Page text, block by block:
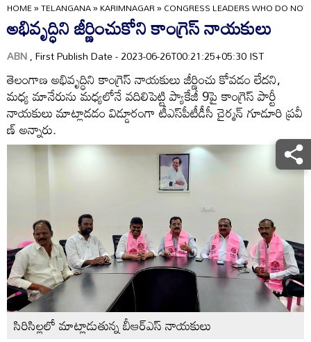
HOME»TELANGANA»KARIMNAGAR»CONGRESS LEADERS WHO DO
అభివృద్ధిని జీర్ణించుకోని కాంగ్రెస్‌ నాయకులు
ABN, First Publish Date - 2023-06-26T00:21:25+05:30 IST
తెలంగాణ అభివృద్ధిని కాంగ్రెస్‌ నాయకులు జీర్ణించు కోవడం లేదని,
మధ్య మానేరును మధ్యలోనే వదిలిపెట్టి ప్యాకేజీ 9పై కాంగ్రెస్‌ పార్టీ
నాయకులు మాట్లాడడం విడ్డూరంగా టీఎస్‌పీటీడీసీ చైర్మన్‌ గూడూరి ప్రవీ
ణ్‌ అన్నారు.
సిరిసిల్లలో మాట్లాడుతున్న బీఆర్‌ఎస్‌ నాయకులు